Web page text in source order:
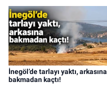
İnegöl’de tarlayı yaktı, arkasına
bakmadan kaçtı!